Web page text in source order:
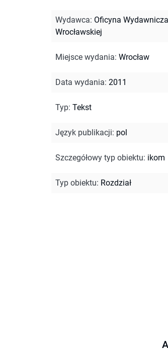
Wydawca: Oficyna
Wrocławskiej
Miejsce wydania: Wrocław
Data wydania: 2011
Typ: Tekst
Język publikacji: pol
Szczegółowy typ obiektu: ikom
Typ obiektu: Rozdział